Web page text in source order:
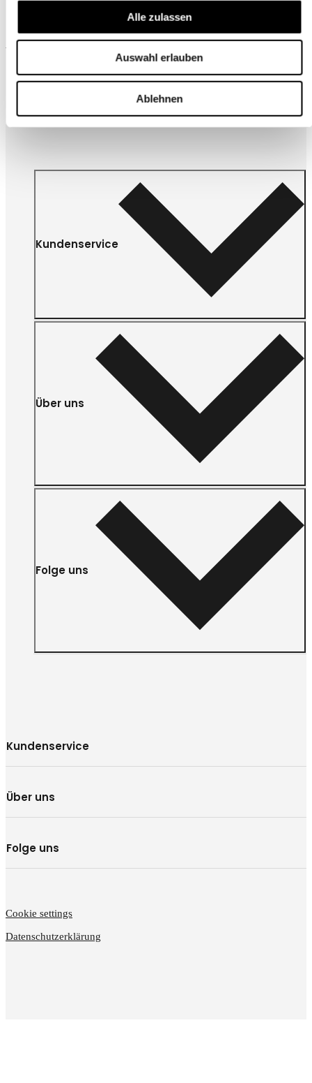
Alle zulassen
Auswahl erlauben
Ablehnen
Wird oft zusammen gekauft
Kundenservice
Über uns
Folge uns
Kundenservice
Über uns
Folge uns
Cookie settings
Datenschutzerklärung